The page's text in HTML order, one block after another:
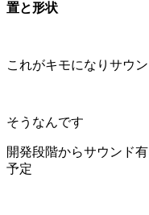
置と形状
これがキモになりサウ
そうなんです
開発段階からサウンド
予定